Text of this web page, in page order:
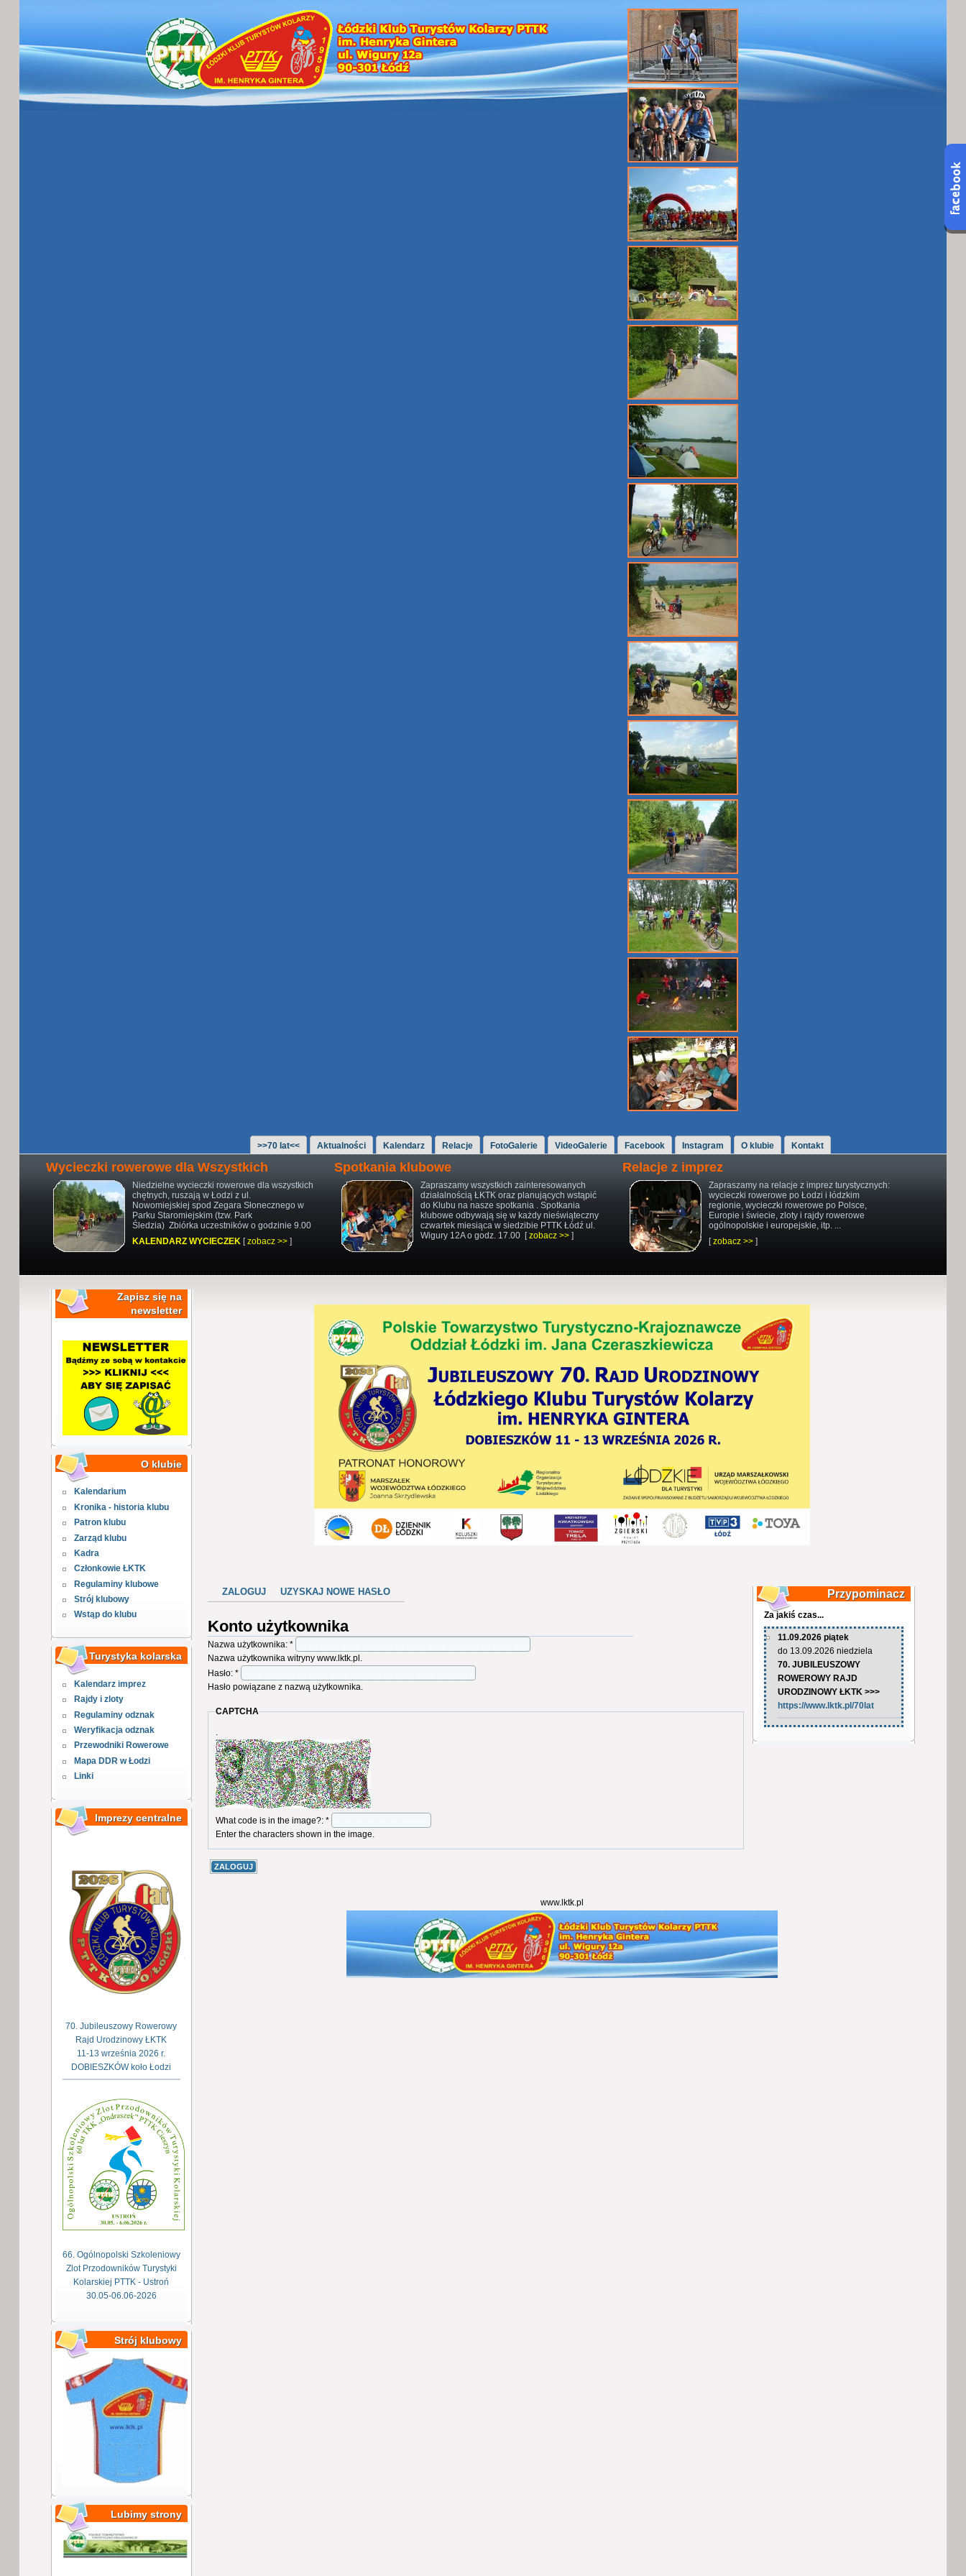
>>70 lat<< Aktualności Kalendarz Relacje FotoGalerie VideoGalerie Facebook Instagram O klubie Kontakt
Wycieczki rowerowe dla Wszystkich
Niedzielne wycieczki rowerowe dla wszystkich
chętnych,ruszają w Łodzi z ul.
Nowomiejskiej spod Zegara Słonecznego w
Parku Staromiejskim (tzw. Park
Śledzia) Zbiórka uczestników o godzinie 9.00
KALENDARZ WYCIECZEK [zobacz >>]
Spotkania klubowe
Zapraszamy wszystkich zainteresowanych
działalnością ŁKTK oraz planujących wstąpić
do Klubu na nasze spotkania . Spotkania
klubowe odbywają się w każdy nieświąteczny
czwartek miesiąca w siedzibie PTTK Łódź ul.
Wigury 12A o godz. 17.00 [zobacz >>]
Relacje z imprez
Zapraszamy na relacje z imprez turystycznych:
wycieczki rowerowe po Łodzi i łódzkim
regionie, wycieczki rowerowe po Polsce,
Europie i świecie, zloty i rajdy rowerowe
ogólnopolskie i europejskie, itp. ...
[zobacz >> ]
Zapisz się na
newsletter
O klubie
Kalendarium
Kronika - historia klubu
Patron klubu
Zarząd klubu
Kadra
Członkowie ŁKTK
Regulaminy klubowe
Strój klubowy
Wstąp do klubu
Turystyka kolarska
Kalendarz imprez
Rajdy i zloty
Regulaminy odznak
Weryfikacja odznak
Przewodniki Rowerowe
Mapa DDR w Łodzi
Linki
Imprezy centralne
70. Jubileuszowy Rowerowy
Rajd Urodzinowy ŁKTK
11-13 września 2026 r.
DOBIESZKÓW koło Łodzi
66. Ogólnopolski Szkoleniowy
Zlot Przodowników Turystyki
Kolarskiej PTTK - Ustroń
30.05-06.06-2026
Strój klubowy
Lubimy strony
ZALOGUJ UZYSKAJ NOWE HASŁO Przypominacz
Za jakiś czas...
11.09.2026 piątek
do 13.09.2026 niedziela
70. JUBILEUSZOWY
ROWEROWY RAJD
URODZINOWY ŁKTK >>>
https://www.lktk.pl/70lat
Konto użytkownika
Nazwa użytkownika: *
Nazwa użytkownika witryny www.lktk.pl.
Hasło: *
Hasło powiązane z nazwą użytkownika.
CAPTCHA
.
What code is in the image?: *
Enter the characters shown in the image.
www.lktk.pl